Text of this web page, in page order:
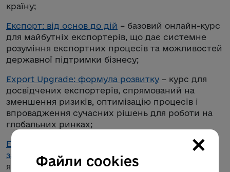
країну;
Експорт: від основ до дій – базовий онлайн-курс
для майбутніх експортерів, що дає системне
розуміння експортних процесів та можливостей
державної підтримки бізнесу;
Export Upgrade: формула розвитку – курс для
досвідчених експортерів, спрямований на
зменшення ризиків, оптимізацію процесів і
впровадження сучасних рішень для роботи на
глобальних ринках;
E-commerce для експорту. Як продавати товари
за кордон
– практичний курс для підприємців,
які хочуть розпочати або розвинути міжнародні
×
Файли cookies